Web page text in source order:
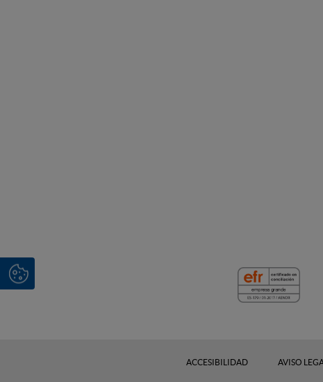
ACCESIBILIDAD AVISO